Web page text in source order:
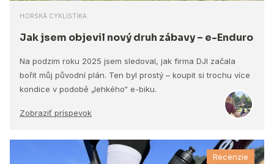
HORSKÁ CYKLISTIKA
Jak jsem objevil nový druh zábavy – e-Enduro
Na podzim roku 2025 jsem sledoval, jak firma DJI začala
bořit můj původní plán. Ten byl prostý – koupit si trochu více
kondice v podobě „lehkého“ e-biku.
Zobraziť príspevok
Recenzie